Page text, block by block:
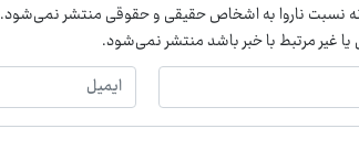
نسبت ناروا به اشخاص حقیقی و حقوقی منتشر نمی‌شود.
یا غیر مرتبط با خبر باشد منتشر نمی‌شود.